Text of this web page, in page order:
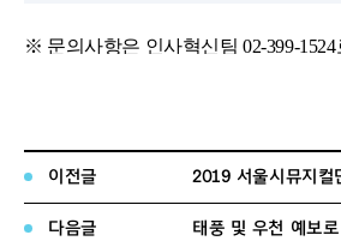
※ 문의사항은 인사혁신팀 02-399-
(재)세종문화회관 사장
이전글
다음글